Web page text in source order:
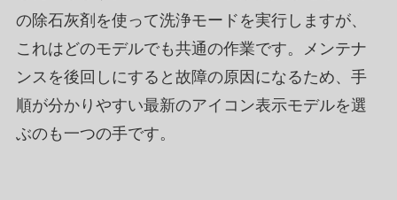
の除石灰剤を使って洗浄モードを実行しますが、
これはどのモデルでも共通の作業です。メンテナ
ンスを後回しにすると故障の原因になるため、手
順が分かりやすい最新のアイコン表示モデルを選
ぶのも一つの手です。